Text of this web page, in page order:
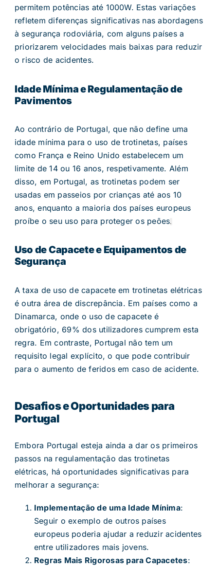
permitem potências até 1000W. Estas variações
refletem diferenças significativas nas abordagens
à segurança rodoviária, com alguns países a
priorizarem velocidades mais baixas para reduzir
o risco de acidentes​.
Idade Mínima e Regulamentação de
Pavimentos
Ao contrário de Portugal, que não define uma
idade mínima para o uso de trotinetas, países
como França e Reino Unido estabelecem um
limite de 14 ou 16 anos, respetivamente. Além
disso, em Portugal, as trotinetas podem ser
usadas em passeios por crianças até aos 10
anos, enquanto a maioria dos países europeus
proíbe o seu uso para proteger os peões​.
Uso de Capacete e Equipamentos de
Segurança
A taxa de uso de capacete em trotinetas elétricas
é outra área de discrepância. Em países como a
Dinamarca, onde o uso de capacete é
obrigatório, 69% dos utilizadores cumprem esta
regra. Em contraste, Portugal não tem um
requisito legal explícito, o que pode contribuir
para o aumento de feridos em caso de acidente.
Desafios e Oportunidades para
Portugal
Embora Portugal esteja ainda a dar os primeiros
passos na regulamentação das trotinetas
elétricas, há oportunidades significativas para
melhorar a segurança:
Implementação de uma Idade Mínima:
Seguir o exemplo de outros países
europeus poderia ajudar a reduzir acidentes
entre utilizadores mais jovens.
Regras Mais Rigorosas para Capacetes: